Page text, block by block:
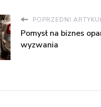
POPRZEDNI
Pomysł na biznes
wyzwania